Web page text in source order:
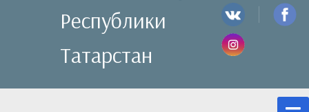
Республики
Татарстан